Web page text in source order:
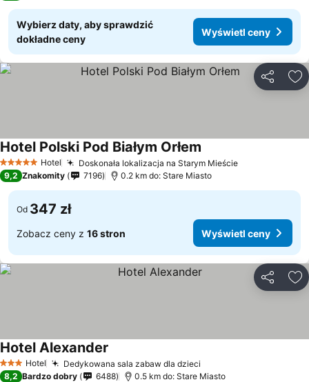
Wybierz daty, aby sprawdzić
dokładne ceny
Wyświetl ceny
5 KategoriaHotel Doskonała lokalizacja na Starym Mieście
Hotel Polski Pod Białym Orłem
9,2 Znakomity 7196 0.2 km do: Stare Miasto
Od 347 zł
Zobacz ceny z 16 stron Wyświetl ceny
3 Kategoria
Hotel Dedykowana sala zabaw dla dzieci
Hotel Alexander
8,2 Bardzo dobry 6488 0.5 km do: Stare Miasto